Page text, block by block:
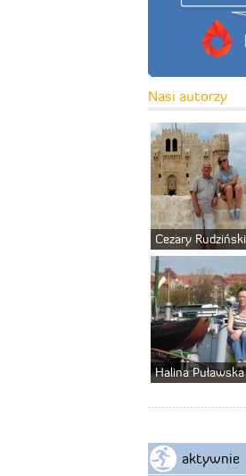
Nasi autorzy
Cezary Rudziński
Halina Puławska
aktywnie